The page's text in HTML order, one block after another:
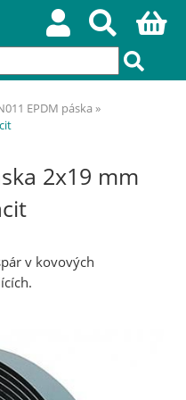
EPDM páska
2x19 mm
v kovových